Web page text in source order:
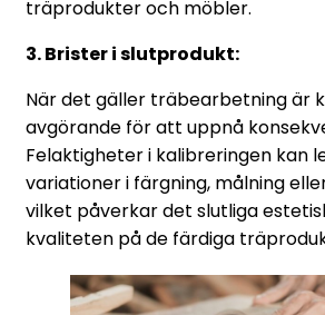
träprodukter och möbler.
3. Brister i slutprodukt:
När det gäller träbearbetning är
avgörande för att uppnå
Felaktigheter i kalibreringen kan
variationer i färgning, målning
vilket påverkar det slutliga
kvaliteten på de färdiga